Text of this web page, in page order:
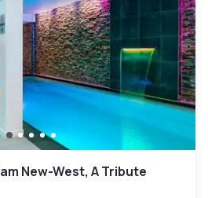
New-West, A Tribute